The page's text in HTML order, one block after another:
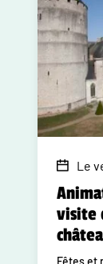
Le
visite
Fêtes et